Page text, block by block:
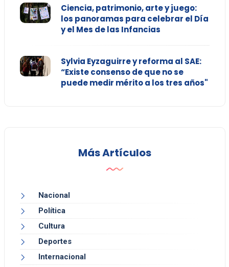
Ciencia, patrimonio, arte y juego:
los panoramas para celebrar el Día
y el Mes de las Infancias
Sylvia Eyzaguirre y reforma al SAE:
“Existe consenso de que no se
puede medir mérito a los tres años"
Más Artículos
Nacional
Política
Cultura
Deportes
Internacional